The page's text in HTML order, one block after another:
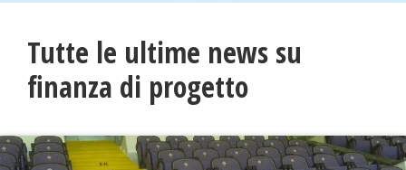
Tutte le ultime news su
finanza di progetto